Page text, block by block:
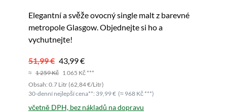
Elegantní a svěže ovocný single malt z barevné
metropole Glasgow. Objednejte si ho a
vychutnejte!
51,99 € 43,99 €
≈ 1 259 Kč 1 065 Kč ***
Obsah: 0.7 Litr (62,84 €/Litr)
30-denní nejlepší cena**: 39,99 € (≈ 968 Kč ***)
včetně DPH, bez nákladů na dopravu